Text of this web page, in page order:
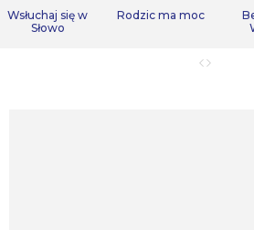
Wsłuchaj się w
Słowo
Rodzic ma moc